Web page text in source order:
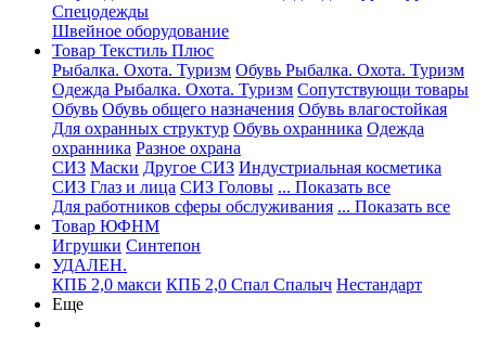
Спецодежды
Швейное оборудование
Товар Текстиль Плюс
Рыбалка. Охота. Туризм Обувь Рыбалка. Охота. Туризм
Одежда Рыбалка. Охота. Туризм Сопутствующи товары
Обувь Обувь общего назначения Обувь влагостойкая
Для охранных структур Обувь охранника Одежда
охранника Разное охрана
СИЗ Маски Другое СИЗ Индустриальная косметика
СИЗ Глаз и лица СИЗ Головы ... Показать все
Для работников сферы обслуживания ... Показать все
Товар ЮФНМ
Игрушки Синтепон
УДАЛЕН.
КПБ 2,0 макси КПБ 2,0 Спал Спалыч Нестандарт
Еще